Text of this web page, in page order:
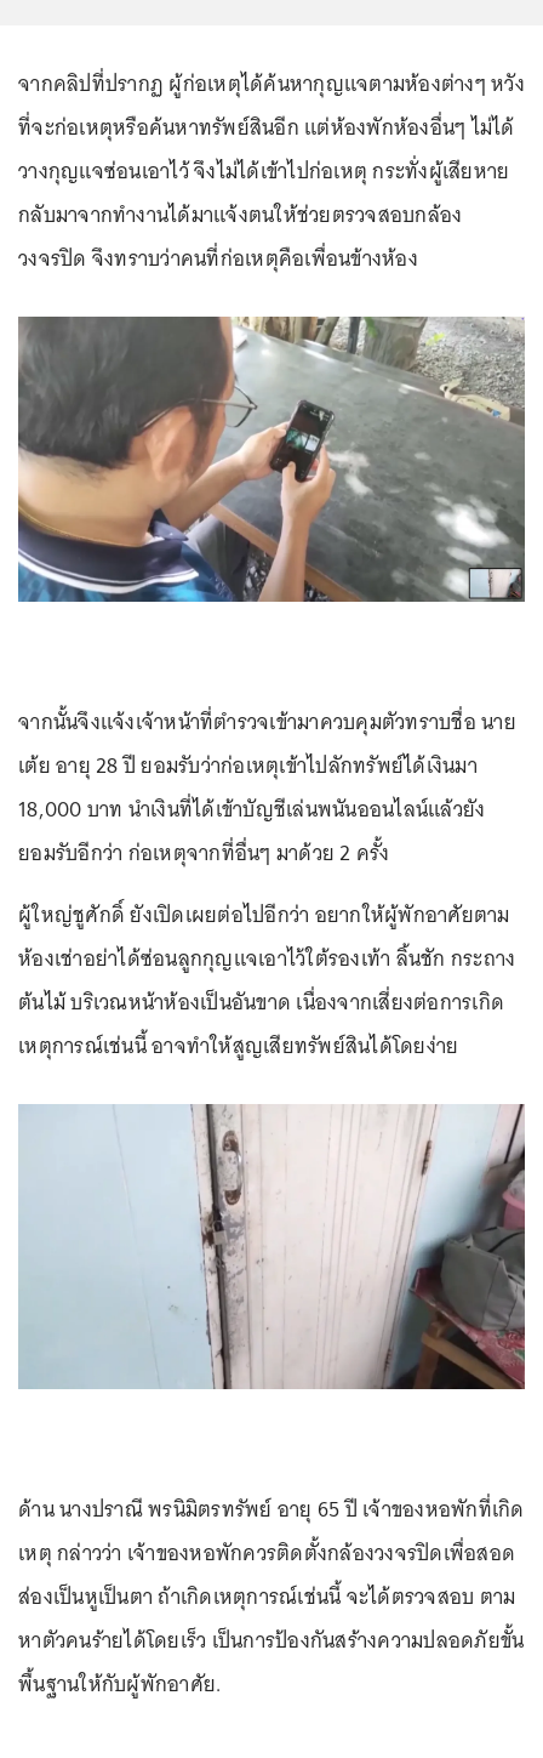
จากคลิปที่ปรากฏ ผู้ก่อเหตุได้ค้นหากุญแจตามห้องต่างๆ หวัง
ที่จะก่อเหตุหรือค้นหาทรัพย์สินอีก แต่ห้องพักห้องอื่นๆ ไม่ได้
วางกุญแจซ่อนเอาไว้ จึงไม่ได้เข้าไปก่อเหตุ กระทั่งผู้เสียหาย
กลับมาจากทำงานได้มาแจ้งตนให้ช่วยตรวจสอบกล้อง
วงจรปิด จึงทราบว่าคนที่ก่อเหตุคือเพื่อนข้างห้อง
จากนั้นจึงแจ้งเจ้าหน้าที่ตำรวจเข้ามาควบคุมตัวทราบชื่อ นาย
เต้ย อายุ 28 ปี ยอมรับว่าก่อเหตุเข้าไปลักทรัพย์ได้เงินมา
18,000 บาท นำเงินที่ได้เข้าบัญชีเล่นพนันออนไลน์แล้วยัง
ยอมรับอีกว่า ก่อเหตุจากที่อื่นๆ มาด้วย 2 ครั้ง
ผู้ใหญ่ชูศักดิ์ ยังเปิดเผยต่อไปอีกว่า อยากให้ผู้พักอาศัยตาม
ห้องเช่าอย่าได้ซ่อนลูกกุญแจเอาไว้ใต้รองเท้า ลิ้นชัก กระถาง
ต้นไม้ บริเวณหน้าห้องเป็นอันขาด เนื่องจากเสี่ยงต่อการเกิด
เหตุการณ์เช่นนี้ อาจทำให้สูญเสียทรัพย์สินได้โดยง่าย
ด้าน นางปราณี พรนิมิตรทรัพย์ อายุ 65 ปี เจ้าของหอพักที่เกิด
เหตุ กล่าวว่า เจ้าของหอพักควรติดตั้งกล้องวงจรปิดเพื่อสอด
ส่องเป็นหูเป็นตา ถ้าเกิดเหตุการณ์เช่นนี้ จะได้ตรวจสอบ ตาม
หาตัวคนร้ายได้โดยเร็ว เป็นการป้องกันสร้างความปลอดภัยขั้น
พื้นฐานให้กับผู้พักอาศัย.